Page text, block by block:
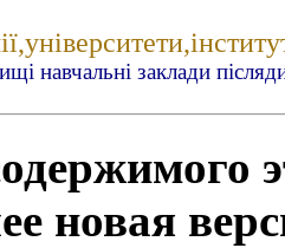
навчальні заклади
новая